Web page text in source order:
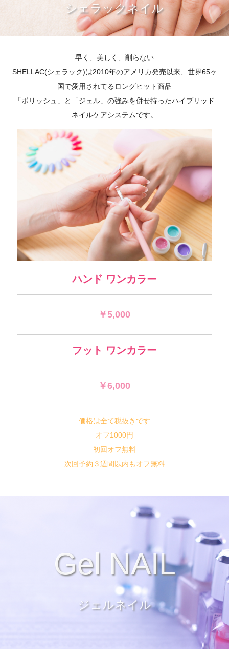
シェラックネイル
早く、美しく、削らない
SHELLAC(シェラック)は2010年のアメリカ発売以来、世界65ヶ
国で愛用されてるロングヒット商品
「ポリッシュ」と「ジェル」の強みを併せ持ったハイブリッド
ネイルケアシステムです。
ハンド ワンカラー
￥5,000
フット ワンカラー
￥6,000
価格は全て税抜きです
オフ1000円
初回オフ無料
次回予約３週間以内もオフ無料
Gel NAIL
ジェルネイル